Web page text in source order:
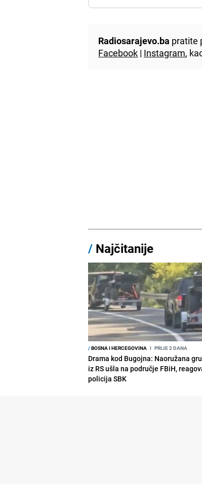
Radiosarajevo.ba pratite
Facebook | Instagram,
/ Najčitanije
/BOSNA I HERCEGOVINA I PRIJE 2 DANA
Drama kod Bugojna: Naoružana
iz RS ušla na područje FBiH,
policija SBK